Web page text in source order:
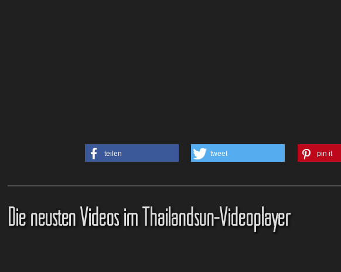
teilen tweet pin it
Die neusten Videos im Thailandsun-Videoplayer